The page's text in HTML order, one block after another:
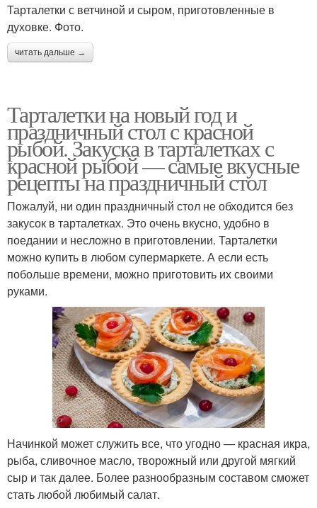
Тарталетки с ветчиной и сыром, приготовленные в
духовке. Фото.
читать дальше →
Тарталетки на новый год и
праздничный стол с красной
рыбой. Закуска в тарталетках с
красной рыбой — самые вкусные
рецепты на праздничный стол
Пожалуй, ни один праздничный стол не обходится без
закусок в тарталетках. Это очень вкусно, удобно в
поедании и несложно в приготовлении. Тарталетки
можно купить в любом супермаркете. А если есть
побольше времени, можно приготовить их своими
руками.
Начинкой может служить все, что угодно — красная икра,
рыба, сливочное масло, творожный или другой мягкий
сыр и так далее. Более разнообразным составом сможет
стать любой любимый салат.